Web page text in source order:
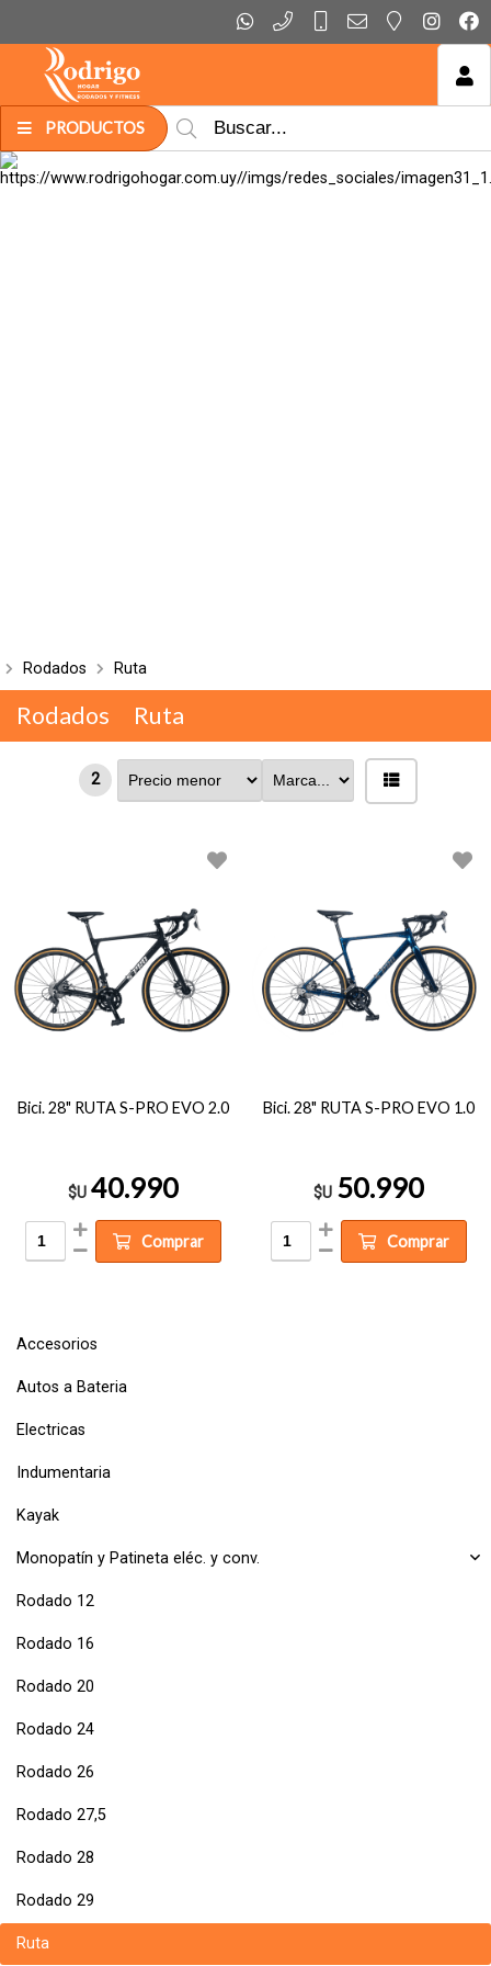
PRODUCTOS
MI COMPRA
Rodados Ruta
Accesorios
Autos a Bateria
Electricas
Indumentaria
Kayak
Monopatín y Patineta eléc. y conv.
Rodado 12
Rodado 16
Rodado 20
Rodado 24
Rodado 26
Rodado 27,5
Rodado 28
Rodado 29
Ruta
Rodados Ruta
2
Bici. 28" RUTA S-PRO EVO 2.0
$U 40.990
Comprar
Bici. 28" RUTA S-PRO EVO 1.0
$U 50.990
Comprar